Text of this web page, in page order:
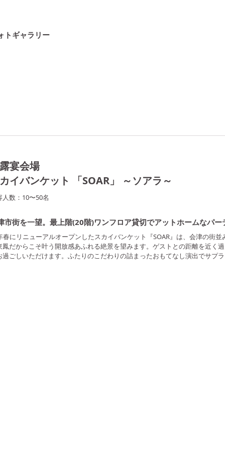
トギャラリー
宴会場
イバンケット 「SOAR」 ～ソアラ～
人数： 10〜50名
市街を一望。最上階(20階)ワンフロア貸切でアットホームなパー
春にリニューアルオープンしたスカイバンケット『SOAR』は、会津の街
鳳だからこそ叶う開放感あふれる絶景を望みます。ゲストとの距離を近く
過ごしいただけます。ふたりのこだわりの詰まったおもてなし演出でサプ